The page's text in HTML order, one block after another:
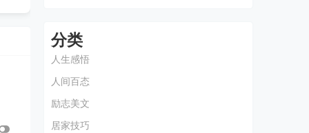
分类
人生感悟
人间百态
励志美文
居家技巧